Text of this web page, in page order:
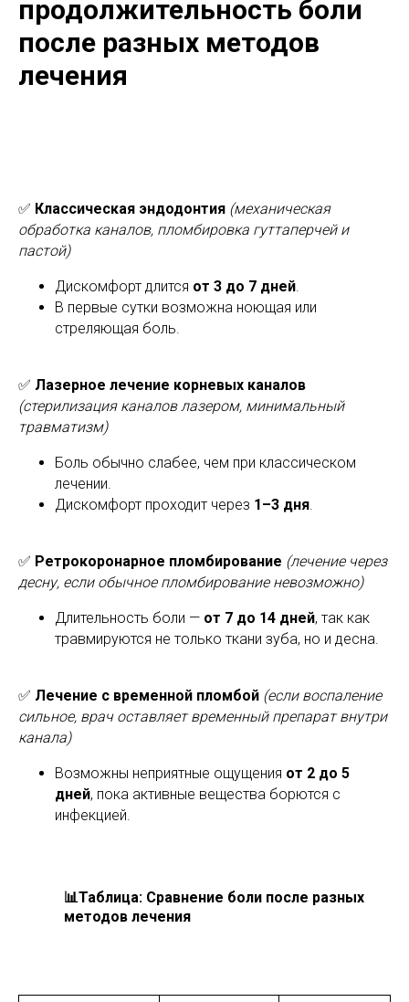
продолжительность боли
после разных методов
лечения
✅ Классическая эндодонтия (механическая
обработка каналов, пломбировка гуттаперчей и
пастой)
Дискомфорт длится от 3 до 7 дней
В первые сутки возможна ноющая или
стреляющая боль.
✅ Лазерное лечение корневых каналов
(стерилизация каналов лазером, минимальный
травматизм)
Боль обычно слабее, чем при классическом
лечении.
Дискомфорт проходит через 1–3 дня
✅ Ретрокоронарное пломбирование (лечение через
десну, если обычное пломбирование невозможно)
Длительность боли — от 7 до 14 дней, так как
травмируются не только ткани зуба, но и десна.
✅ Лечение с временной пломбой (если воспаление
сильное, врач оставляет временный препарат внутри
канала)
Возможны неприятные ощущения от 2 до 5
дней, пока активные вещества борются с
инфекцией.
📊Таблица: Сравнение боли после разных
методов лечения